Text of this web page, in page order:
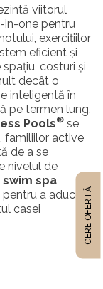
viitorul
in-one pentru
exercițiilor
eficient și
costuri și
decât o
inteligentă în
pe termen lung.
Pools® se
familiilor active
de a se
nivelul de
swim spa
a aduce
casei
CERE OFERTĂ